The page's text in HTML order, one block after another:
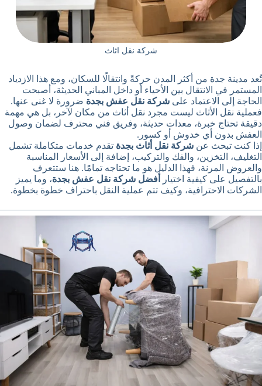
شركة نقل اثاث
تُعد مدينة جدة من أكثر المدن حركةً وانتقالًا للسكان، ومع هذا الازدياد
المستمر في الانتقال بين الأحياء أو داخل المباني الحديثة، أصبحت
الحاجة إلى الاعتماد على شركة نقل عفش بجدة ضرورة لا غنى عنها.
فعملية نقل الأثاث ليست مجرد نقل أثاث من مكان لآخر، بل هي مهمة
دقيقة تحتاج خبرة، معدات حديثة، وفريق فني محترف لضمان وصول
العفش بدون أي خدوش أو كسور.
إذا كنت تبحث عن شركة نقل أثاث بجدة تقدم خدمات متكاملة تشمل
التغليف، التخزين، والفك والتركيب، إضافة إلى الأسعار المناسبة
والعروض المرنة، فهذا الدليل هو ما تحتاجه تمامًا. هنا ستتعرف
بالتفصيل على كيفية اختيار
أفضل شركة نقل عفش بجدة، وما يميز
الشركات الاحترافية، وكيف تتم عملية النقل باحتراف خطوة بخطوة.